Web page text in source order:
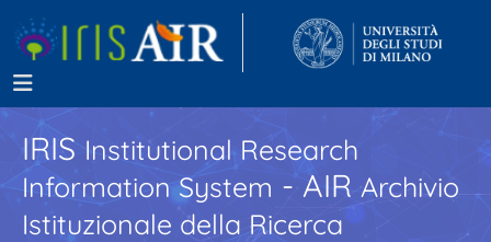
IRISInstitutional Research
Information System - AIR Archivio
Istituzionale della Ricerca